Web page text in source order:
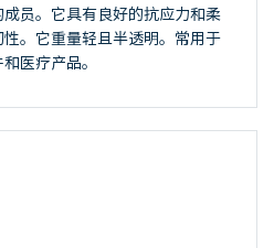
员。它具有良好的抗应力和柔
。它重量轻且半透明。常用于
医疗产品。